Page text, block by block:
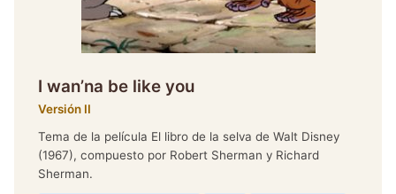
I wan’na be like you
Versión II
Tema de la película El libro de la selva de Walt Disney
(1967), compuesto por Robert Sherman y Richard
Sherman.